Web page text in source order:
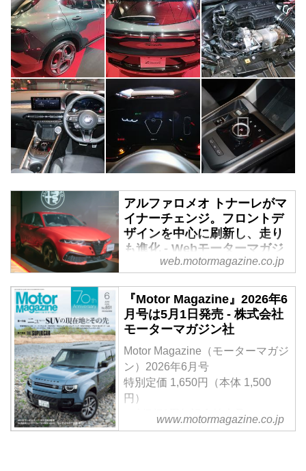
アルファロメオ トナーレがマ
イナーチェンジ。フロントデ
ザインを中心に刷新し、走り
も進化 - Webモーターマガジ
2026年3月17日、ステランティス
ジャパンはアルファロメオブラン
ドのミドルサイズSUV、「トナー
レ（TONALE）」をマイナーチェ
ンジして発売した。
web.motormagazine.co.jp
『Motor Magazine』2026年6
月号は5月1日発売 - 株式会社
モーターマガジン社
Motor Magazine（モーターマガジ
ン）2026年6月号
特別定価 1,650円（本体 1,500
円）
＜創刊70周年記念特大号＞
【第一特集】ニューSUVの現在地
www.motormagazine.co.jp